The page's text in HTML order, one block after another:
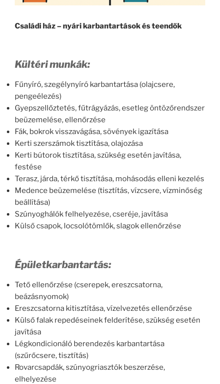
Családi ház – nyári karbantartások és teendők
Kültéri munkák:
Fűnyíró, szegélynyíró karbantartása (olajcsere,
pengeélezés)
Gyepszellőztetés, fűtrágyázás, esetleg öntözőrendszer
beüzemelése, ellenőrzése
Fák, bokrok visszavágása, sövények igazítása
Kerti szerszámok tisztítása, olajozása
Kerti bútorok tisztítása, szükség esetén javítása,
festése
Terasz, járda, térkő tisztítása, mohásodás elleni kezelés
Medence beüzemelése (tisztítás, vízcsere, vízminőség
beállítása)
Szúnyoghálók felhelyezése, cseréje, javítása
Külső csapok, locsolótömlők, slagok ellenőrzése
Épületkarbantartás:
Tető ellenőrzése (cserepek, ereszcsatorna,
beázásnyomok)
Ereszcsatorna kitisztítása, vízelvezetés ellenőrzése
Külső falak repedéseinek felderítése, szükség esetén
javítása
Légkondicionáló berendezés karbantartása
(szűrőcsere, tisztítás)
Rovarcsapdák, szúnyogriasztók beszerzése,
elhelyezése